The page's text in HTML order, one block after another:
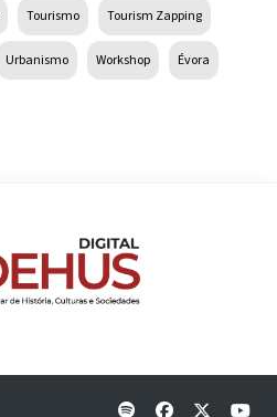
Tourismo Tourism Zapping
Urbanismo Workshop Évora